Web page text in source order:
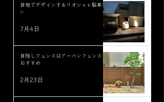
目地でデザインする‼︎オシャレ駐車場
✨
7月4日
目隠しフェンスはアーバンフェンスが
おすすめ
2月23日